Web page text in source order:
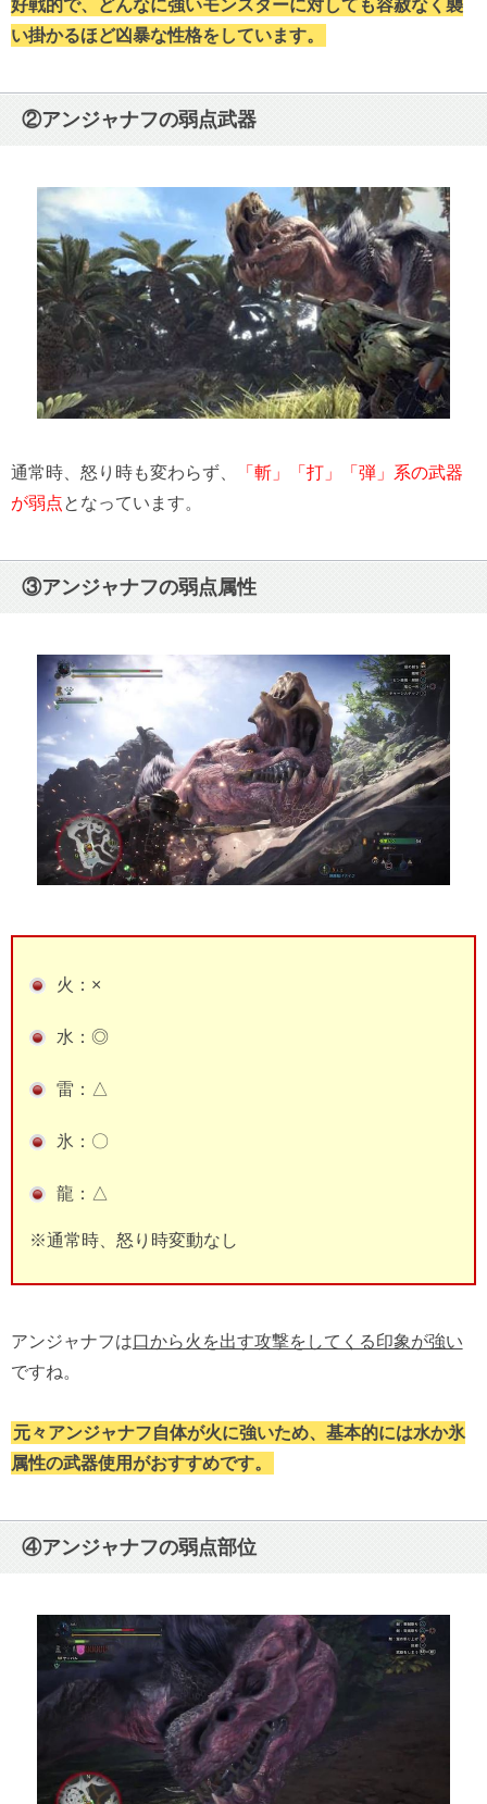
好戦的で、どんなに強いモンスターに対しても容赦なく襲
い掛かるほど凶暴な性格をしています。
②アンジャナフの弱点武器
通常時、怒り時も変わらず、
「斬」「打」「弾」系の武器
が弱点となっています。
③アンジャナフの弱点属性
火：×
水：◎
雷：△
氷：〇
龍：△
※通常時、怒り時変動なし
アンジャナフは口から火を出す攻撃をしてくる印象が強い
ですね。
元々アンジャナフ自体が火に強いため、基本的には水か氷
属性の武器使用がおすすめです。
④アンジャナフの弱点部位